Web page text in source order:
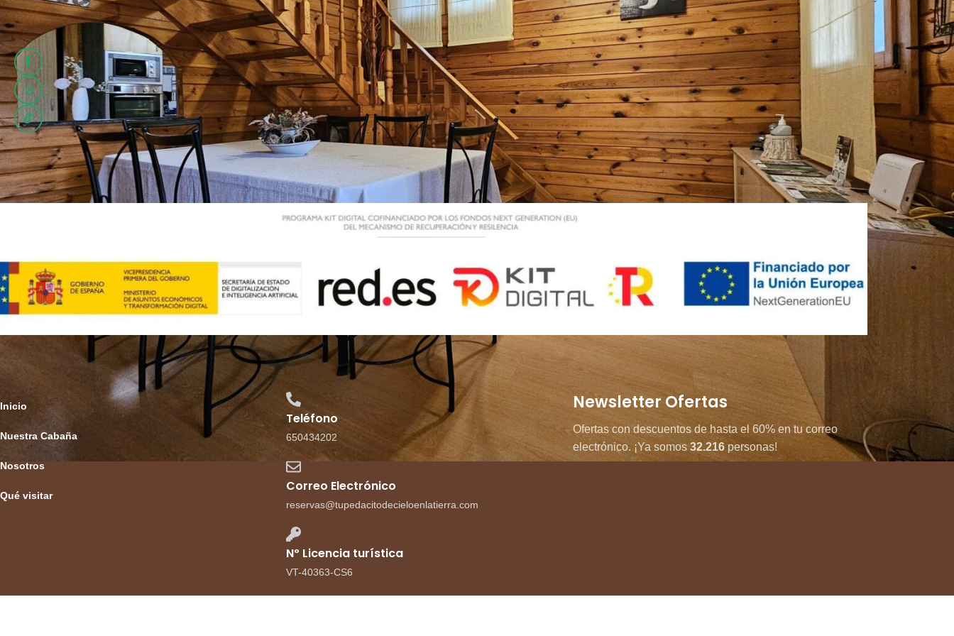
Inicio
Nuestra Cabaña
Nosotros
Qué visitar
Teléfono
650434202
Correo Electrónico
reservas@tupedacitodecieloenlatierra.com
Nº Licencia turística
VT-40363-CS6
Newsletter Ofertas
Ofertas con descuentos de hasta el 60% en tu correo
electrónico. ¡Ya somos32.216personas!